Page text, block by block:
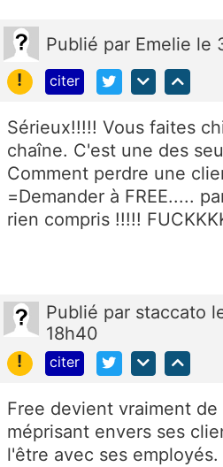
Publié par Emelie le
!
citer
Sérieux!!!!! Vous faites
chaîne. C'est une des
Comment perdre une
=Demander à FREE.....
rien compris !!!!!
Publié par staccato
18h40
!
citer
Free devient vraiment
méprisant envers ses
l'être avec ses employés.